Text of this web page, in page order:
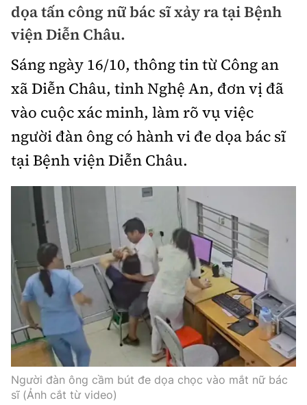
Chuyện dọc đường
Cải chính
Quy hoạch kiến trúc
Giám định chất lượng
Quản lý đô thị
Quản lý
Đường bộ
Hàng không
Đường sắt
Đăng kiểm
Đường sắt tốc độ cao
Đường thủy
Hàng hải
Đường sắt đô thị
Nhà thầu
Mời thầu - Đấu thầu
Thi viết về GTVT
Kinh tế
Thị trường
Tài chính
Chứng khoán
Bảo hiểm
Doanh nghiệp
Pháp luật
An ninh hình sự
Điều tra
Pháp đình
Hỏi - Đáp
An toàn giao thông
Giao thông 24h
Văn hóa giao thông
Lái xe an toàn
Chung tay vì ATGT
Gương sáng giao thông
Chất lượng sống
Đời sống
Lao động - Công đoàn
Văn hóa - Giải Trí
Văn hóa
Showbiz
Điện ảnh
Âm nhạc
Thể thao
Bóng đá
Bình luận
Hậu trường sao
360 độ thể thao
Công nghệ
Công nghệ mới
Sản phẩm mới
Tư vấn
Thế giới
Thời sự Quốc tế
Hồ sơ tài liệu
Đi ++
Du lịch
Video
dọa tấn công nữ bác sĩ xảy ra tại Bệnh
viện Diễn Châu.
Sáng ngày 16/10, thông tin từ Công an
xã Diễn Châu, tỉnh Nghệ An, đơn vị đã
vào cuộc xác minh, làm rõ vụ việc
người đàn ông có hành vi đe dọa bác sĩ
tại Bệnh viện Diễn Châu.
Người đàn ông cầm bút đe dọa chọc vào mắt nữ bác
sĩ (Ảnh cắt từ video)